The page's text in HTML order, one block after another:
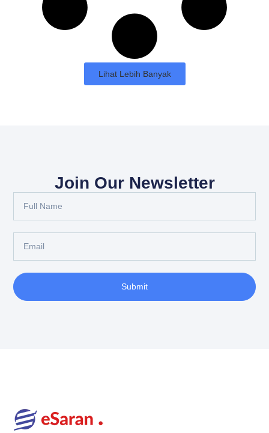
Lihat Lebih Banyak
Join Our Newsletter
Submit